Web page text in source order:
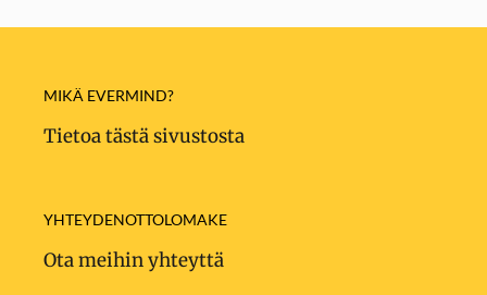
MIKÄ EVERMIND?
Tietoa tästä sivustosta
YHTEYDENOTTOLOMAKE
Ota meihin yhteyttä